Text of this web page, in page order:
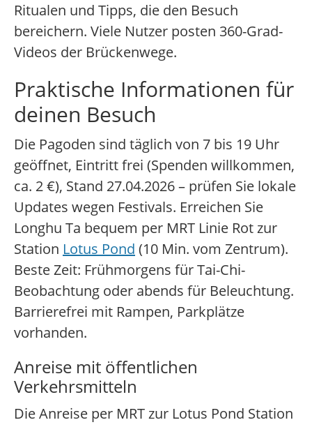
Ritualen und Tipps, die den Besuch
bereichern. Viele Nutzer posten 360-Grad-
Videos der Brückenwege.
Praktische Informationen für
deinen Besuch
Die Pagoden sind täglich von 7 bis 19 Uhr
geöffnet, Eintritt frei (Spenden willkommen,
ca. 2 €), Stand 27.04.2026 – prüfen Sie lokale
Updates wegen Festivals. Erreichen Sie
Longhu Ta bequem per MRT Linie Rot zur
Station Lotus Pond (10 Min. vom Zentrum).
Beste Zeit: Frühmorgens für Tai-Chi-
Beobachtung oder abends für Beleuchtung.
Barrierefrei mit Rampen, Parkplätze
vorhanden.
Anreise mit öffentlichen
Verkehrsmitteln
Die Anreise per MRT zur Lotus Pond Station